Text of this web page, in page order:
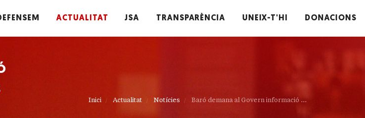
ACTUALITAT JSA TRANSPARÈNCIA UNEIX-T'HI DONACIONS
Inici Actualitat Notícies Baró demana al Govern informació ...